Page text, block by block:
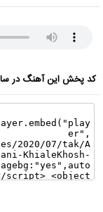
کد پخش این آهنگ در